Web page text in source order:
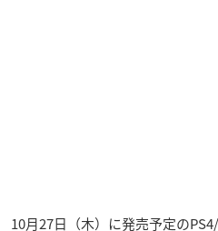
10月27日（木）に発売予定の